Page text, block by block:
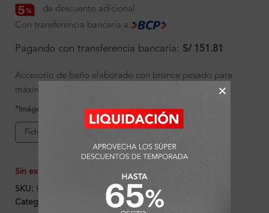
de descuento adicional
Con transferencia bancaria a:
Pagando con transferencia bancaria: S/ 151.81
Accesorio de baño elaborado con bronce pesado para
máxima duración, incluye componentes de instalación.
*Imágenes referenciales
Ficha de producto
Sin existencias
SKU: FA2084
Categorías:
Ambientes, Baño